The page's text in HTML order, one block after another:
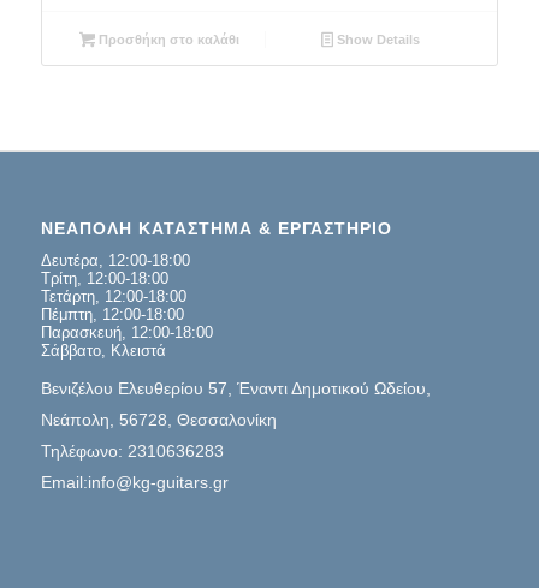
Προσθήκη στο καλάθι Show Details
ΝΕΑΠΟΛΗ ΚΑΤΑΣΤΗΜΑ & ΕΡΓΑΣΤΗΡΙΟ
Δευτέρα, 12:00-18:00
Τρίτη, 12:00-18:00
Τετάρτη, 12:00-18:00
Πέμπτη, 12:00-18:00
Παρασκευή, 12:00-18:00
Σάββατο, Κλειστά
Βενιζέλου Ελευθερίου 57, Έναντι Δημοτικού Ωδείου,
Νεάπολη, 56728, Θεσσαλονίκη
Τηλέφωνο: 2310636283
Email:info@kg-guitars.gr